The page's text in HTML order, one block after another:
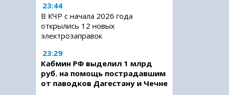
23:44
В КЧР с начала 2026 года
открылись 12 новых
электрозаправок
23:29
Кабмин РФ выделил 1 млрд
руб. на помощь пострадавшим
от паводков Дагестану и Чечне